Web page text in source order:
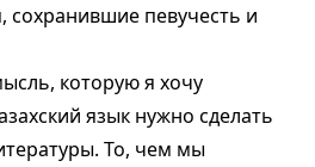
сохранившие певучесть и
которую я хочу
язык нужно сделать
То, чем мы